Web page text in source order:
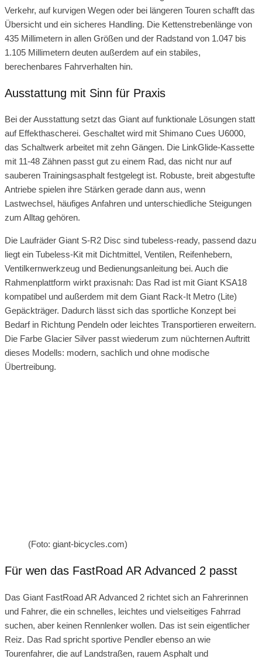
Verkehr, auf kurvigen Wegen oder bei längeren Touren schafft das
Übersicht und ein sicheres Handling. Die Kettenstrebenlänge von
435 Millimetern in allen Größen und der Radstand von 1.047 bis
1.105 Millimetern deuten außerdem auf ein stabiles,
berechenbares Fahrverhalten hin.
Ausstattung mit Sinn für Praxis
Bei der Ausstattung setzt das Giant auf funktionale Lösungen statt
auf Effekthascherei. Geschaltet wird mit Shimano Cues U6000,
das Schaltwerk arbeitet mit zehn Gängen. Die LinkGlide-Kassette
mit 11-48 Zähnen passt gut zu einem Rad, das nicht nur auf
sauberen Trainingsasphalt festgelegt ist. Robuste, breit abgestufte
Antriebe spielen ihre Stärken gerade dann aus, wenn
Lastwechsel, häufiges Anfahren und unterschiedliche Steigungen
zum Alltag gehören.
Die Laufräder Giant S-R2 Disc sind tubeless-ready, passend dazu
liegt ein Tubeless-Kit mit Dichtmittel, Ventilen, Reifenhebern,
Ventilkernwerkzeug und Bedienungsanleitung bei. Auch die
Rahmenplattform wirkt praxisnah: Das Rad ist mit Giant KSA18
kompatibel und außerdem mit dem Giant Rack-It Metro (Lite)
Gepäckträger. Dadurch lässt sich das sportliche Konzept bei
Bedarf in Richtung Pendeln oder leichtes Transportieren erweitern.
Die Farbe Glacier Silver passt wiederum zum nüchternen Auftritt
dieses Modells: modern, sachlich und ohne modische
Übertreibung.
(Foto: giant-bicycles.com)
Für wen das FastRoad AR Advanced 2 passt
Das Giant FastRoad AR Advanced 2 richtet sich an Fahrerinnen
und Fahrer, die ein schnelles, leichtes und vielseitiges Fahrrad
suchen, aber keinen Rennlenker wollen. Das ist sein eigentlicher
Reiz. Das Rad spricht sportive Pendler ebenso an wie
Tourenfahrer, die auf Landstraßen, rauem Asphalt und